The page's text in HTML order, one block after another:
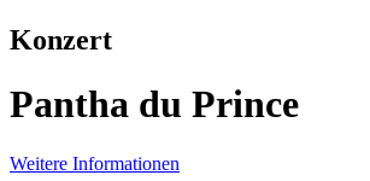
Konzert
Pantha du Prince
Weitere Informationen